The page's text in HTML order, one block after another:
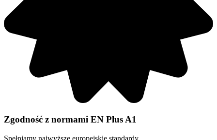
Zgodność z normami EN Plus A1
Spełniamy najwyższe europejskie standardy.